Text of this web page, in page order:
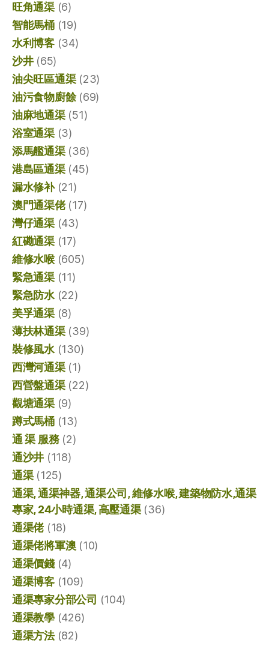
旺角通渠(6)
智能馬桶(19)
水利博客(34)
沙井(65)
油尖旺區通渠(23)
油污食物廚餘(69)
油麻地通渠(51)
浴室通渠(3)
添馬艦通渠(36)
港島區通渠(45)
漏水修补(21)
澳門通渠佬(17)
灣仔通渠(43)
紅磡通渠(17)
維修水喉(605)
緊急通渠(11)
緊急防水(22)
美孚通渠(8)
薄扶林通渠(39)
裝修風水(130)
西灣河通渠(1)
西營盤通渠(22)
觀塘通渠(9)
蹲式馬桶(13)
通 渠 服務(2)
通沙井 (118)
通渠(125)
通渠, 通渠神器, 通渠公司, 維修水喉, 建築物防水,通渠
專家, 24小時通渠, 高壓通渠(36)
通渠佬(18)
通渠佬將軍澳(10)
通渠價錢(4)
通渠博客(109)
通渠專家分部公司 (104)
通渠教學(426)
通渠方法(82)